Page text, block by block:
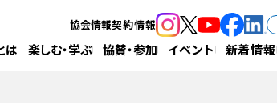
は 楽しむ・学ぶ 協賛・参加 イベント 新着情報
協会情報契約情報
（新規タブで開きます）
（新規タブで開き
（新規タブで
（新規タ
（新